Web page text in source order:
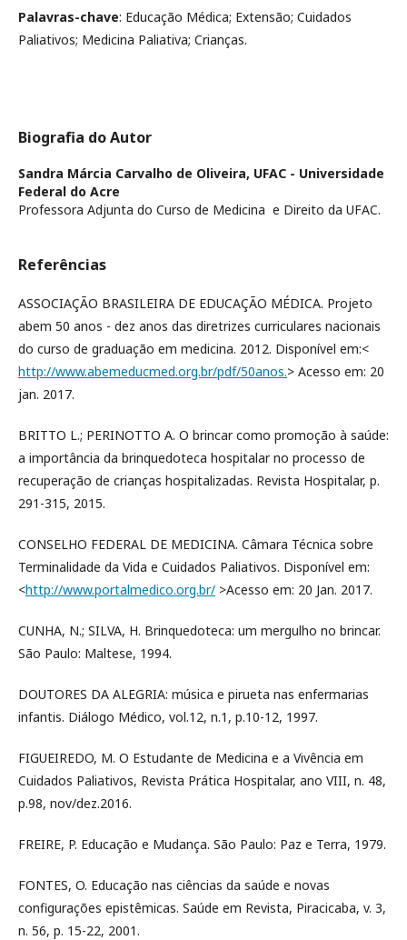
Palavras-chave: Educação Médica; Extensão; Cuidados
Paliativos; Medicina Paliativa; Crianças.
Biografia do Autor
Sandra Márcia Carvalho de Oliveira, UFAC - Universidade
Federal do Acre
Professora Adjunta do Curso de Medicina e Direito da UFAC.
Referências
ASSOCIAÇÃO BRASILEIRA DE EDUCAÇÃO MÉDICA. Projeto
abem 50 anos - dez anos das diretrizes curriculares nacionais
do curso de graduação em medicina. 2012. Disponível em:<
http://www.abemeducmed.org.br/pdf/50anos.> Acesso em: 20
jan. 2017.
BRITTO L.; PERINOTTO A. O brincar como promoção à saúde:
a importância da brinquedoteca hospitalar no processo de
recuperação de crianças hospitalizadas. Revista Hospitalar, p.
291-315, 2015.
CONSELHO FEDERAL DE MEDICINA. Câmara Técnica sobre
Terminalidade da Vida e Cuidados Paliativos. Disponível em:
<http://www.portalmedico.org.br/ >Acesso em: 20 Jan. 2017.
CUNHA, N.; SILVA, H. Brinquedoteca: um mergulho no brincar.
São Paulo: Maltese, 1994.
DOUTORES DA ALEGRIA: música e pirueta nas enfermarias
infantis. Diálogo Médico, vol.12, n.1, p.10-12, 1997.
FIGUEIREDO, M. O Estudante de Medicina e a Vivência em
Cuidados Paliativos, Revista Prática Hospitalar, ano VIII, n. 48,
p.98, nov/dez.2016.
FREIRE, P. Educação e Mudança. São Paulo: Paz e Terra, 1979.
FONTES, O. Educação nas ciências da saúde e novas
configurações epistêmicas. Saúde em Revista, Piracicaba, v. 3,
n. 56, p. 15-22, 2001.